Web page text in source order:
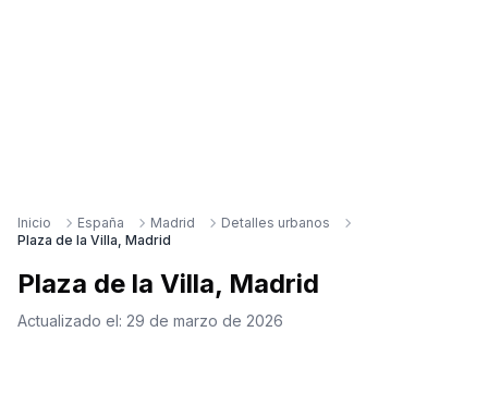
Inicio España Madrid
Detalles urbanos
Plaza de la Villa, Madrid
Plaza de la Villa, Madrid
Actualizado el: 29 de marzo de 2026